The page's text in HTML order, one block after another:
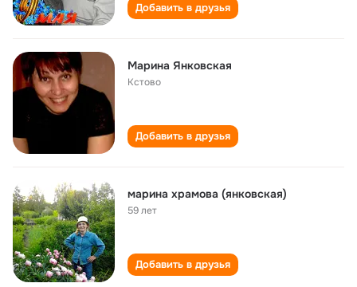
Добавить в друзья
Марина Янковская
Кстово
Добавить в друзья
марина храмова (янковская)
59 лет
Добавить в друзья